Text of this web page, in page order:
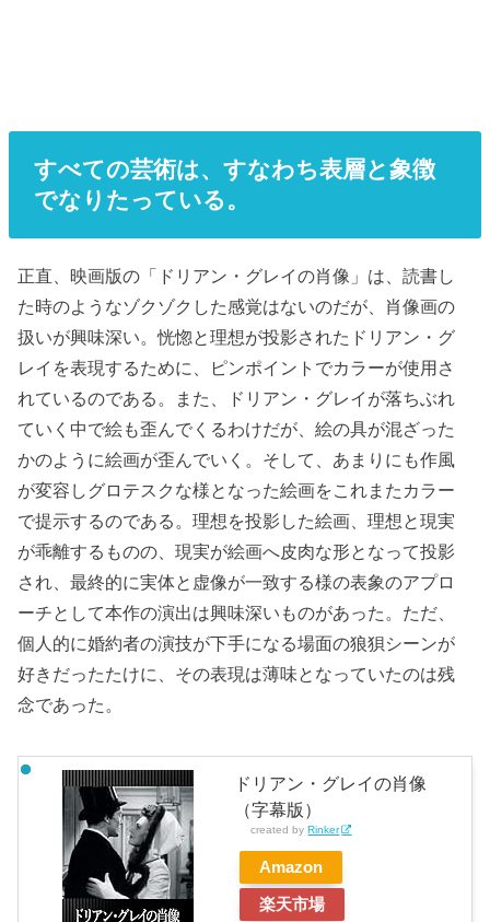
すべての芸術は、すなわち表層と象徴
でなりたっている。
正直、映画版の「ドリアン・グレイの肖像」は、読書し
た時のようなゾクゾクした感覚はないのだが、肖像画の
扱いが興味深い。恍惚と理想が投影されたドリアン・グ
レイを表現するために、ピンポイントでカラーが使用さ
れているのである。また、ドリアン・グレイが落ちぶれ
ていく中で絵も歪んでくるわけだが、絵の具が混ざった
かのように絵画が歪んでいく。そして、あまりにも作風
が変容しグロテスクな様となった絵画をこれまたカラー
で提示するのである。理想を投影した絵画、理想と現実
が乖離するものの、現実が絵画へ皮肉な形となって投影
され、最終的に実体と虚像が一致する様の表象のアプロ
ーチとして本作の演出は興味深いものがあった。ただ、
個人的に婚約者の演技が下手になる場面の狼狽シーンが
好きだったたけに、その表現は薄味となっていたのは残
念であった。
ドリアン・グレイの肖像
（字幕版）
created byRinker
Amazon
楽天市場